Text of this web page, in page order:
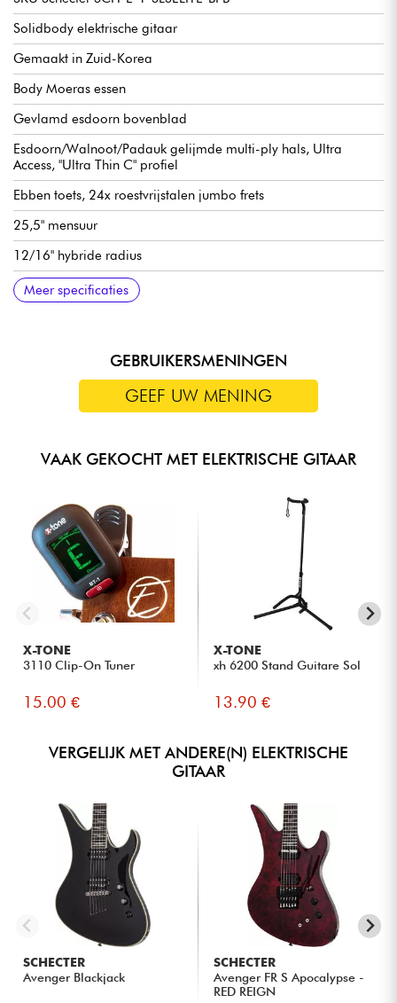
Solidbody elektrische gitaar
Gemaakt in Zuid-Korea
Body Moeras essen
Gevlamd esdoorn bovenblad
Esdoorn/Walnoot/Padauk gelijmde multi-ply hals, Ultra
Access, "Ultra Thin C" profiel
Ebben toets, 24x roestvrijstalen jumbo frets
25,5" mensuur
12/16" hybride radius
Halsbreedte 1e fret 1.653" (42 mm)
Halsdikte 1e fret 19 mm
Halsdikte 12e fret 20 mm
Fishman Fluence Modern actieve dubbele spoel pickups
(keramische VIII brug magneten / AlNiCo 5 hals)
2x voicings per pickup
Volume (Push-Pull), Toon (Push-Pull), 3-weg schakelaar
Brug / TonePros T3BT TOM & T1Z staartstuk
Schecter locking mechanieken
Graph Tech XL Zwart Tusq Kam
Hoogglans afwerking
Meer specificaties
GEBRUIKERSMENINGEN
GEEF UW MENING
VAAK GEKOCHT MET ELEKTRISCHE GITAAR
X-TONE
3110 Clip-On Tuner
15.00 €
X-TONE
xh 6200 Stand Guitare Sol
13.90 €
VERGELIJK MET ANDERE(N) ELEKTRISCHE
GITAAR
SCHECTER
Avenger Blackjack
SCHECTER
Avenger FR S Apocalypse -
RED REIGN